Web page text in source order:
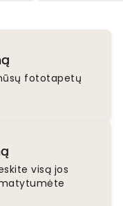
fototapetų
visą jos